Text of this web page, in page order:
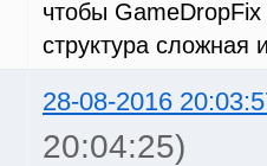
чтобы
структура сложная
28-08-2016
20:04:25)